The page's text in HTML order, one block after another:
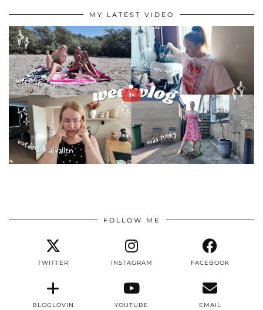
MY LATEST VIDEO
FOLLOW ME
TWITTER INSTAGRAM FACEBOOK
BLOGLOVIN YOUTUBE EMAIL